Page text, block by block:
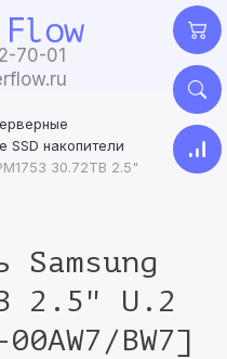
70-01
SSD накопители
30.72TB 2.5"
Samsung
2.5" U.2
BW7]